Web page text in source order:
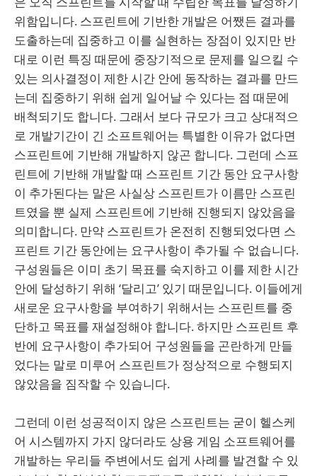
위함입니다. 스프린트에 기반한 개발은 어쨌든 결과를
도출하는데 집중하고 이를 실현하는 장점이 있지만 반
대로 이런 특징 때문에 중장기적으로 문제를 일으킬 수
있는 의사결정이 제한 시간 안에 동작하는 결과를 만드
는데 집중하기 위해 쉽게 일어날 수 있다는 점 때문에
배척되기도 합니다. 그래서 보다 규모가 크고 상대적으
로 개발기간이 긴 소프트웨어는 특별한 이유가 없다면
스프린트에 기반해 개발하지 않곤 합니다. 그런데 스프
린트에 기반해 개발할 때 스프린트 기간 동안 요구사항
이 추가된다는 말은 사실상 스프린트가 이름만 스프린
트였을 뿐 실제 스프린트에 기반해 진행되지 않았음을
의미합니다. 만약 스프린트가 온전히 진행되었다면 스
프린트 기간 동안에는 요구사항이 추가될 수 없습니다.
구성원들은 이미 초기 목표를 숙지하고 이를 제한 시간
안에 달성하기 위해 ‘달리고’ 있기 때문입니다. 이들에게
새로운 요구사항을 부여하기 위해서는 스프린트를 중
단하고 목표를 재설정해야 합니다. 하지만 스프린트 후
반에 요구사항이 추가되어 구성원들을 곤란하게 만들
었다는 말로 미루어 스프린트가 정상적으로 수행되지
않았음을 짐작할 수 있습니다.
그런데 이런 성공적이지 않은 스프린트는 굳이 헬스케
어 시스템까지 가지 않더라도 상용 게임 소프트웨어를
개발하는 우리들 주변에서도 쉽게 사례를 발견할 수 있